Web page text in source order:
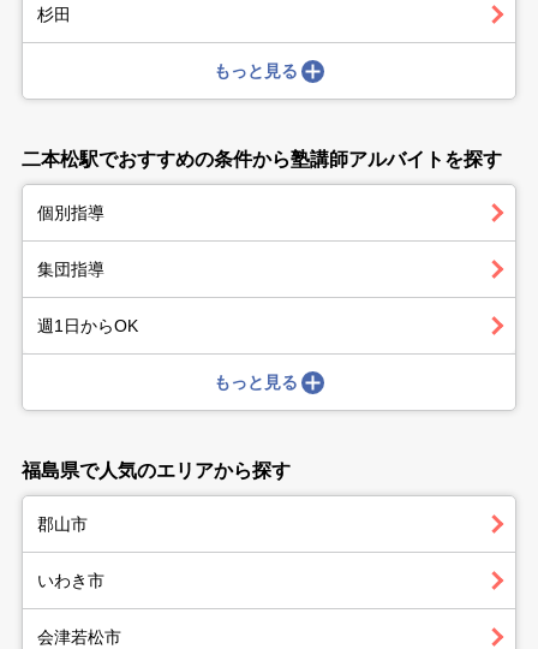
杉田
もっと見る
二本松駅でおすすめの条件から塾講師アルバイトを探す
個別指導
集団指導
週1日からOK
もっと見る
福島県で人気のエリアから探す
郡山市
いわき市
会津若松市